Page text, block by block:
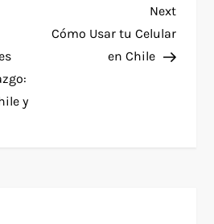
y
Next
Post
Next
Cómo Usar tu Celular
en Chile